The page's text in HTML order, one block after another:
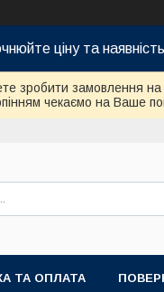
ціну та
замовлення
чекаємо на Ваше
ТА ОПЛАТА